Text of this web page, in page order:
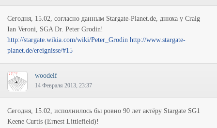
Сегодня, 15.02, согласно данным Stargate-Planet.de, днюха у Craig
Ian Veroni, SGA Dr. Peter Grodin!
http://stargate.wikia.com/wiki/Peter_Grodin http://www.stargate-
planet.de/ereignisse/#15
woodelf
14 Февраля 2013, 23:37
Сегодня, 15.02, исполнилось бы ровно 90 лет актёру Stargate SG1
Keene Curtis (Ernest Littlefield)!